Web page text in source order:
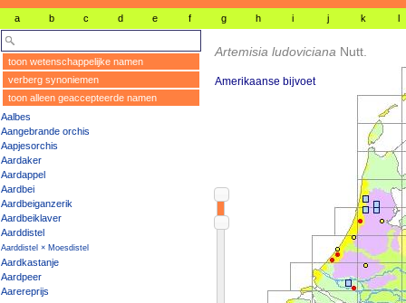
a b c d e f g h i j k l
toon wetenschappelijke namen
verberg synoniemen
toon alleen geaccepteerde namen
Aalbes
Aangebrande orchis
Aapjesorchis
Aardaker
Aardappel
Aardbei
Aardbeiganzerik
Aardbeiklaver
Aarddistel
Aarddistel × Moesdistel
Aardkastanje
Aardpeer
Aarereprijs
Artemisia ludoviciana Nutt.
Amerikaanse bijvoet